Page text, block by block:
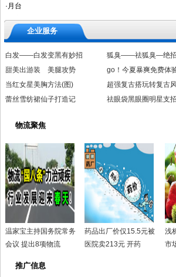
企业服务
白发——白发变黑有妙招 狐臭——祛狐臭—绝招
甜美出游装 美腿攻势
go！今夏暴爽免费体
当红女星美胸方法(图)
超强复古搭玩转复古
蕾丝雪纺裙仙子打造记
祛眼袋黑眼圈明星支招
物流聚焦
温家宝主持国务院常务
会议 提出8项物流
药品出厂价仅15.5元被
医院卖213元 开药
浅
市
推广信息